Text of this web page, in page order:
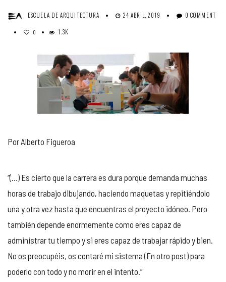
ESCUELA DE ARQUITECTURA 24 ABRIL, 2019 0 COMMENT
0 1.3K
Por Alberto Figueroa
“(…) Es cierto que la carrera es dura porque demanda muchas
horas de trabajo dibujando, haciendo maquetas y repitiéndolo
una y otra vez hasta que encuentras el proyecto idóneo. Pero
también depende enormemente como eres capaz de
administrar tu tiempo y si eres capaz de trabajar rápido y bien.
No os preocupéis, os contaré mi sistema (En otro post) para
poderlo con todo y no morir en el intento.”